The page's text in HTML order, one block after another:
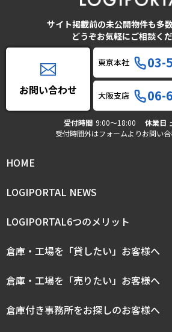
サイト掲載前の未公開物件も多数
どうぞお気軽にご相談くだ
お問い合わせ
東京本社 03-
大阪支店 06-
受付時間 9:00〜18:00 休業日
受付時間外はフォームよりお問い
HOME
LOGIPORTAL NEWS
LOGIPORTAL6つのメリット
倉庫・工場を「貸したい」お客様へ
倉庫・工場を「売りたい」お客様へ
倉庫付き事務所をお探しのお客様へ